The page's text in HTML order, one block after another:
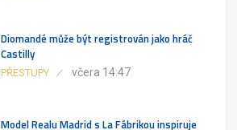
Diomandé může být registrován jako hráč
Castilly
PŘESTUPY včera 14:47
Model Realu Madrid s La Fábrikou inspiruje